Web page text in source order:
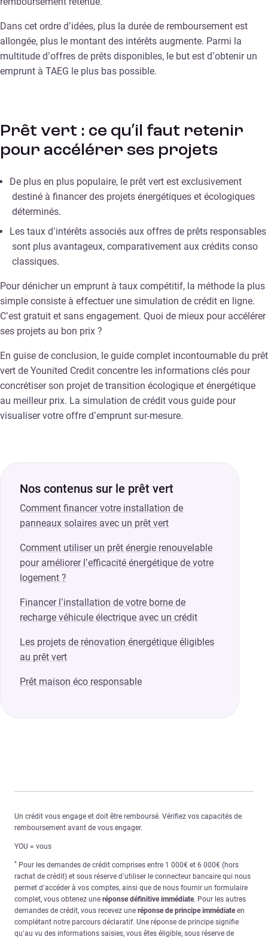
Dans cet ordre d’idées, plus la durée de remboursement est
allongée, plus le montant des intérêts augmente. Parmi la
multitude d’offres de prêts disponibles, le but est d’obtenir un
emprunt à TAEG le plus bas possible.
Prêt vert : ce qu’il faut retenir
pour accélérer ses projets
De plus en plus populaire, le prêt vert est exclusivement
destiné à financer des projets énergétiques et écologiques
déterminés.
Les taux d’intérêts associés aux offres de prêts responsables
sont plus avantageux, comparativement aux crédits conso
classiques.
Pour dénicher un emprunt à taux compétitif, la méthode la plus
simple consiste à effectuer une simulation de crédit en ligne.
C’est gratuit et sans engagement. Quoi de mieux pour accélérer
ses projets au bon prix ?
En guise de conclusion, le guide complet incontournable du prêt
vert de Younited Credit concentre les informations clés pour
concrétiser son projet de transition écologique et énergétique
au meilleur prix. La simulation de crédit vous guide pour
visualiser votre offre d’emprunt sur-mesure.
Nos contenus sur le prêt vert
Comment financer votre installation de
panneaux solaires avec un prêt vert
Comment utiliser un prêt énergie renouvelable
pour améliorer l’efficacité énergétique de votre
logement ?
Financer l’installation de votre borne de
recharge véhicule électrique avec un crédit
Les projets de rénovation énergétique éligibles
au prêt vert
Prêt maison éco responsable
Un crédit vous engage et doit être remboursé. Vérifiez vos capacités de
remboursement avant de vous engager.
YOU = vous
* Pour les demandes de crédit comprises entre 1 000€ et 6 000€ (hors
rachat de crédit) et sous réserve d’utiliser le connecteur bancaire qui nous
permet d’accéder à vos comptes, ainsi que de nous fournir un formulaire
complet, vous obtenez une réponse définitive immédiate. Pour les autres
demandes de crédit, vous recevez une réponse de principe immédiateen
complétant notre parcours déclaratif. Une réponse de principe signifie
qu’au vu des informations saisies, vous êtes éligible, sous réserve de